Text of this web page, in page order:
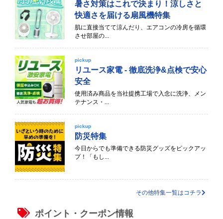
暑さ対策はこれで決まり！涼しさと
快適さを届ける扇風機特集
肌に直接当てて涼んだり、エアコンの冷房を循環
させ部屋の...
pickup
リユース家電 - 徹底洗浄&点検で安心
安全
使用済み商品を当社提携工場で入念に洗浄、メン
テナンス・...
pickup
防災特集
今日からでも準備できる防災グッズをピックアッ
プ！「もし...
その他特集一覧はコチラ
ポイント・クーポン情報